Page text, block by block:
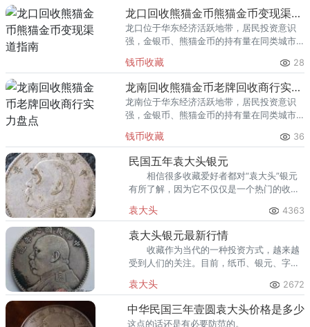
回收渠道里，能精准识别版别溢
龙口回收熊猫金币熊猫金币变现渠道指南
龙口位于华东经济活跃地带，居民投资意识
强，金银币、熊猫金币的持有量在同类城市
熊猫金币的需求就明显升温，但鱼龙混杂的
回收渠道里，能精准识别版别溢
钱币收藏 28
龙南回收熊猫金币老牌回收商行实力盘点
龙南位于华东经济活跃地带，居民投资意识
强，金银币、熊猫金币的持有量在同类城市
熊猫金币的需求就明显升温，但鱼龙混杂的
回收渠道里，能精准识别版别溢
钱币收藏 36
民国五年袁大头银元
相信很多收藏爱好者都对“袁大头”银元
有所了解，因为它不仅仅是一个热门的收藏
国五年袁大头银元的市场行情以及概况。
袁大头 4363
袁大头银元最新行情
收藏作为当代的一种投资方式，越来越
受到人们的关注。目前，纸币、银元、字
中以袁大头银元较受收藏投资者的喜欢。下
面我们一起看看本文的相关介绍。
袁大头 2672
中华民国三年壹圆袁大头价格是多少
这点的话还是有必要防范的。